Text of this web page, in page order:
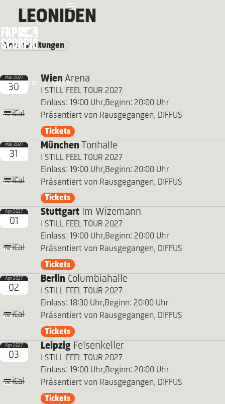
FKP SCORPIO.DE ARTISTS
LEONIDEN
Veranstaltungen
Mär 2027
30
iCal
WienArena
I STILL FEEL TOUR 2027
Einlass: 19:00 Uhr,Beginn: 20:00 Uhr
Präsentiert von Rausgegangen, DIFFUS
Tickets
Mär 2027
31
iCal
München Tonhalle
I STILL FEEL TOUR 2027
Einlass: 19:00 Uhr,Beginn: 20:00 Uhr
Präsentiert von Rausgegangen, DIFFUS
Tickets
Apr 2027
01
iCal
StuttgartIm Wizemann
I STILL FEEL TOUR 2027
Einlass: 19:00 Uhr,Beginn: 20:00 Uhr
Präsentiert von Rausgegangen, DIFFUS
Tickets
Apr 2027
02
iCal
Berlin Columbiahalle
I STILL FEEL TOUR 2027
Einlass: 18:30 Uhr,Beginn: 20:00 Uhr
Präsentiert von Rausgegangen, DIFFUS
Tickets
Apr 2027
03
iCal
Leipzig Felsenkeller
I STILL FEEL TOUR 2027
Einlass: 19:00 Uhr,Beginn: 20:00 Uhr
Präsentiert von Rausgegangen, DIFFUS
Tickets